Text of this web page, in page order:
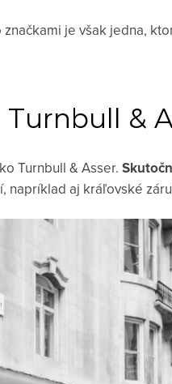
je však jedna,
&
Turnbull & Asser.
napríklad aj kráľovské